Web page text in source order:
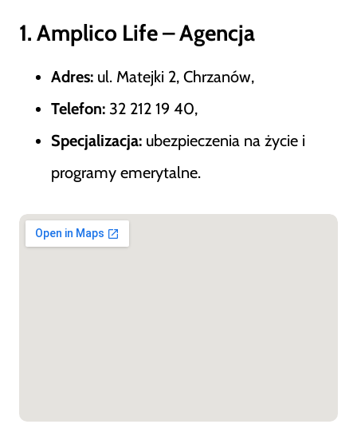
1. Amplico Life – Agencja
Adres: ul. Matejki 2, Chrzanów,
Telefon: 32 212 19 40,
Specjalizacja: ubezpieczenia na życie i
programy emerytalne.